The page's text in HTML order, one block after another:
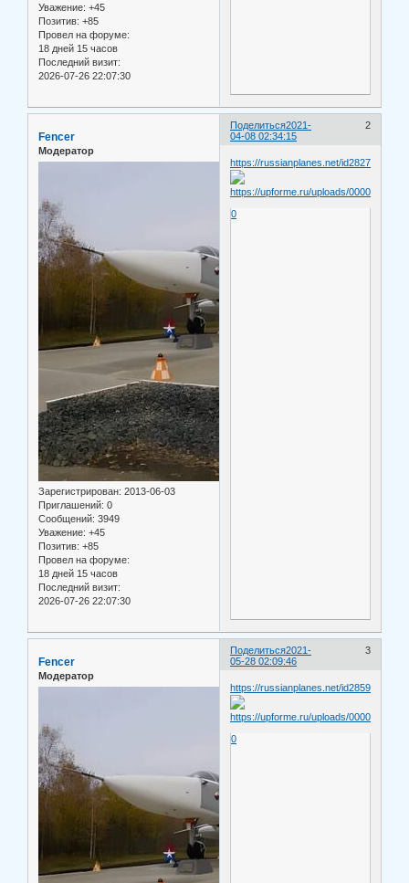
Уважение: +45
Позитив: +85
Провел на форуме:
18 дней 15 часов
Последний визит:
2026-07-26 22:07:30
Поделиться 2
2021-
04-08 02:34:15
Fencer
Модератор
Зарегистрирован: 2013-06-03
Приглашений: 0
Сообщений: 3949
Уважение: +45
Позитив: +85
Провел на форуме:
18 дней 15 часов
Последний визит:
2026-07-26 22:07:30
https://russianplanes.net/id282777
0
Поделиться 3
2021-
05-28 02:09:46
Fencer
Модератор
https://russianplanes.net/id285970
0